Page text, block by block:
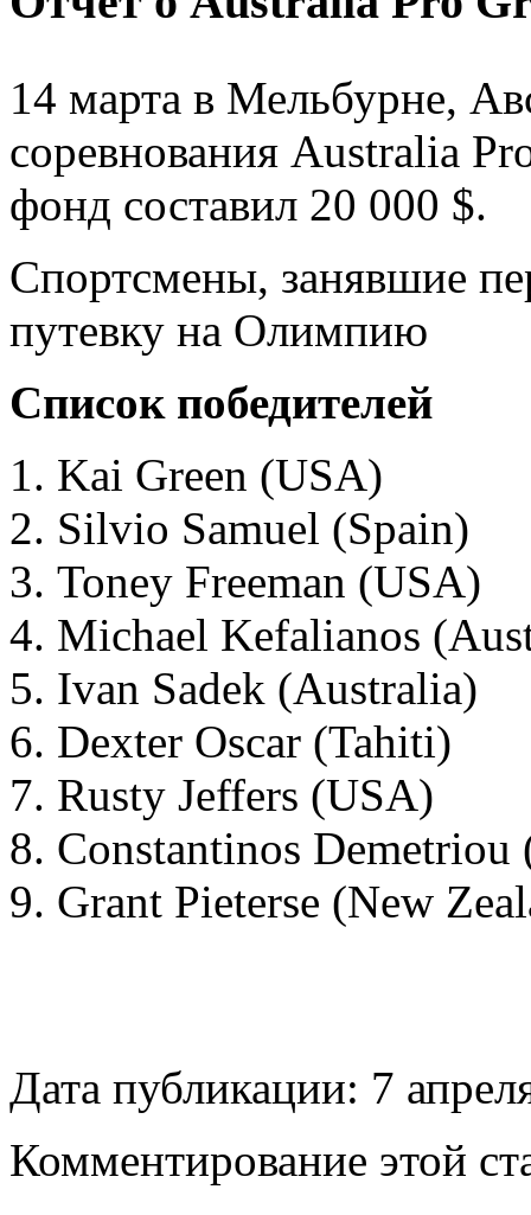
14 марта в Мельбурне,
соревнования Australia
фонд составил 20 000 $.
Спортсмены, занявшие
путевку на Олимпию
Список победителей
Kai Green (USA)
Silvio Samuel (Spain)
Toney Freeman (USA)
Michael Kefalianos
Ivan Sadek (Australia)
Dexter Oscar (Tahiti)
Rusty Jeffers (USA)
Constantinos Demetriou
Grant Pieterse (New
Дата публикации: 7
Комментирование этой